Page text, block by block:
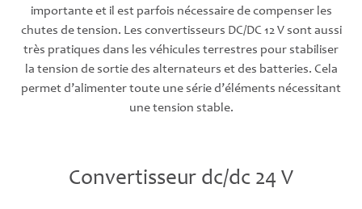
importante et il est parfois nécessaire de compenser les
chutes de tension. Les convertisseurs DC/DC 12 V sont aussi
très pratiques dans les véhicules terrestres pour stabiliser
la tension de sortie des alternateurs et des batteries. Cela
permet d’alimenter toute une série d’éléments nécessitant
une tension stable.
Convertisseur dc/dc 24 V